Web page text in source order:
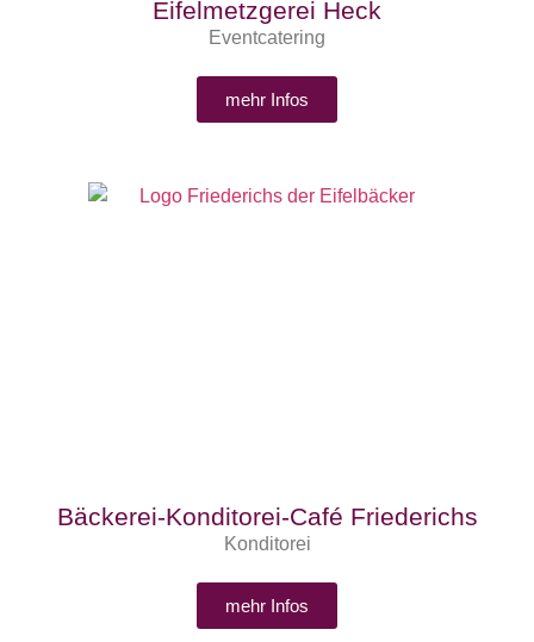
Eifelmetzgerei Heck
Eventcatering
mehr Infos
Bäckerei-Konditorei-Café Friederichs
Konditorei
mehr Infos